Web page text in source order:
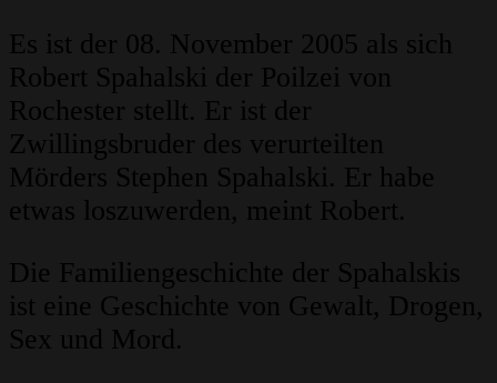
Es ist der 08. November 2005 als sich
Robert Spahalski der Poilzei von
Rochester stellt. Er ist der
Zwillingsbruder des verurteilten
Mörders Stephen Spahalski. Er habe
etwas loszuwerden, meint Robert.
Die Familiengeschichte der Spahalskis
ist eine Geschichte von Gewalt, Drogen,
Sex und Mord.